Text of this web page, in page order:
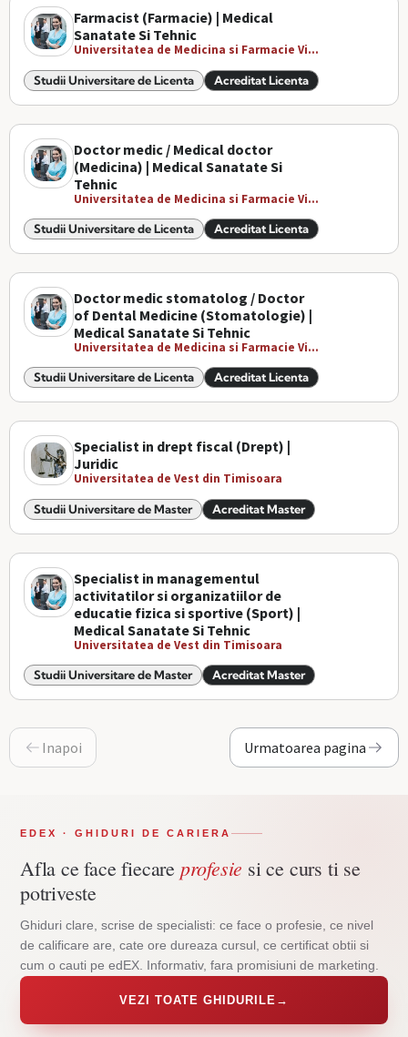
Farmacist (Farmacie) | Medical
Sanatate Si Tehnic
Universitatea de Medicina si Farmacie Vi...
Studii Universitare de Licenta Acreditat Licenta
Doctor medic / Medical doctor
(Medicina) | Medical Sanatate Si
Tehnic
Universitatea de Medicina si Farmacie Vi...
Studii Universitare de Licenta Acreditat Licenta
Doctor medic stomatolog / Doctor
of Dental Medicine (Stomatologie) |
Medical Sanatate Si Tehnic
Universitatea de Medicina si Farmacie Vi...
Studii Universitare de Licenta Acreditat Licenta
Specialist in drept fiscal (Drept) |
Juridic
Universitatea de Vest din Timisoara
Studii Universitare de Master Acreditat Master
Specialist in managementul
activitatilor si organizatiilor de
educatie fizica si sportive (Sport) |
Medical Sanatate Si Tehnic
Universitatea de Vest din Timisoara
Studii Universitare de Master Acreditat Master
Inapoi Urmatoarea pagina
EDEX · GHIDURI DE CARIERA
Afla ce face fiecare profesie si ce curs ti se
potriveste
Ghiduri clare, scrise de specialisti: ce face o profesie, ce nivel
de calificare are, cate ore dureaza cursul, ce certificat obtii si
cum o cauti pe edEX. Informativ, fara promisiuni de marketing.
VEZI TOATE GHIDURILE →